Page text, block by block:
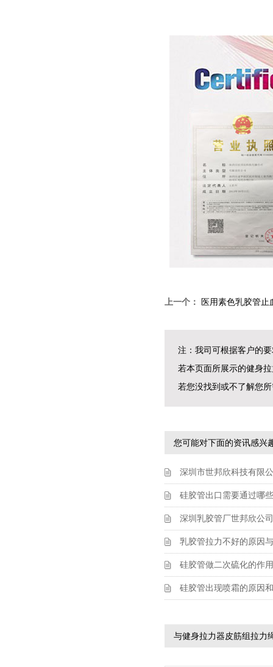
上一个： 医用素色乳胶管止
注：我司可根据客户的
若本页面所展示的健身
若您没找到或不了解您
您可能对下面的资讯感兴
深圳市世邦欣科技有限
硅胶管出口需要通过哪
深圳乳胶管厂世邦欣公
乳胶管拉力不好的原因
硅胶管做二次硫化的作用
硅胶管出现喷霜的原因
与健身拉力器皮筋组拉力